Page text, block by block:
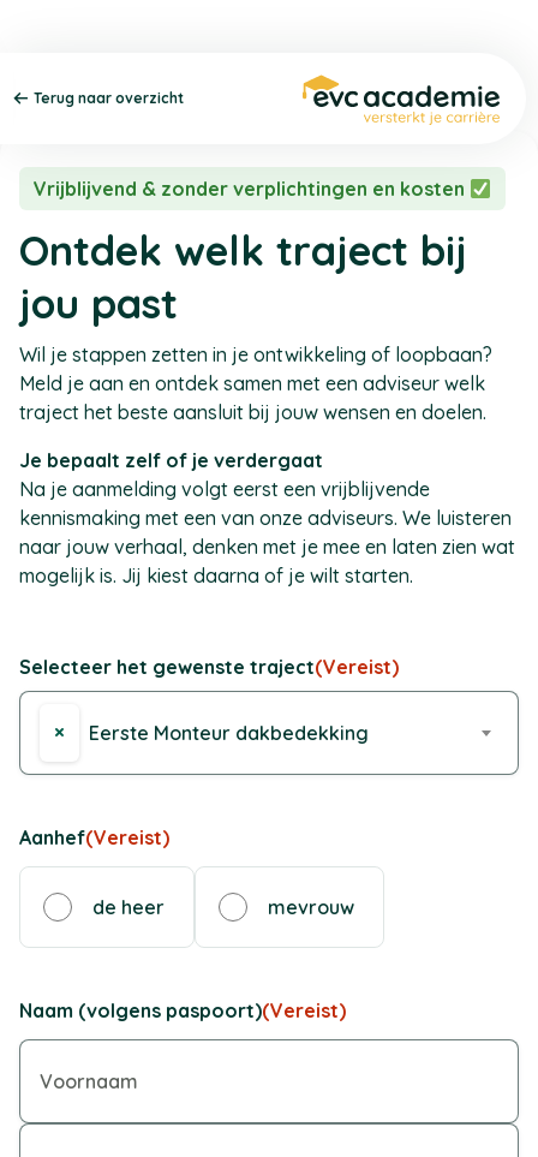
Terug naar overzicht
Vrijblijvend & zonder verplichtingen en kosten
Ontdek welk traject bij
jou past
Wil je stappen zetten in je ontwikkeling of loopbaan?
Meld je aan en ontdek samen met een adviseur welk
traject het beste aansluit bij jouw wensen en doelen.
Je bepaalt zelf of je verdergaat
Na je aanmelding volgt eerst een vrijblijvende
kennismaking met een van onze adviseurs. We luisteren
naar jouw verhaal, denken met je mee en laten zien wat
mogelijk is. Jij kiest daarna of je wilt starten.
Selecteer het gewenste traject(Vereist)
× Eerste Monteur dakbedekking
Aanhef(Vereist)
de heer mevrouw
Naam (volgens paspoort)(Vereist)